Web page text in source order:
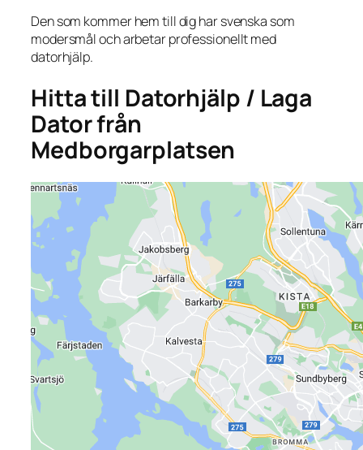
Den som kommer hem till dig har svenska som
modersmål och arbetar professionellt med
datorhjälp.
Hitta till Datorhjälp / Laga
Dator från
Medborgarplatsen